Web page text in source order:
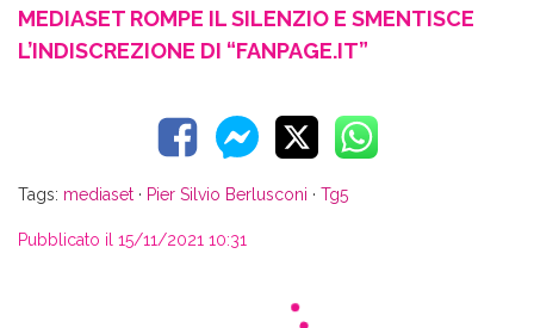
MEDIASET ROMPE IL SILENZIO E SMENTISCE
L’INDISCREZIONE DI “FANPAGE.IT”
Tags: mediaset · Pier Silvio Berlusconi · Tg5
Pubblicato il 15/11/2021 10:31